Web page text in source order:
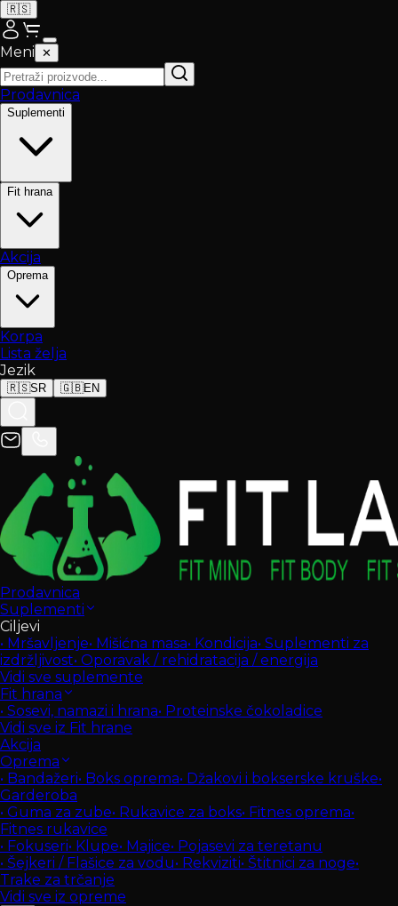
🇷🇸
Meni ✕
Prodavnica
Suplementi
Fit hrana
Akcija
Oprema
Korpa
Lista želja
Jezik
🇷🇸SR 🇬🇧EN
Prodavnica
Suplementi
Ciljevi
• Mršavljenje• Mišićna masa• Kondicija• Suplementi za
izdržljivost• Oporavak / rehidratacija / energija
Vidi sve suplemente
Fit hrana
• Sosevi, namazi i hrana• Proteinske čokoladice
Vidi sve iz Fit hrane
Akcija
Oprema
• Bandažeri• Boks oprema• Džakovi i bokserske kruške•
Garderoba
• Guma za zube• Rukavice za boks• Fitnes oprema•
Fitnes rukavice
• Fokuseri• Klupe• Majice• Pojasevi za teretanu
• Šejkeri / Flašice za vodu• Rekviziti• Štitnici za noge•
Trake za trčanje
Vidi sve iz opreme